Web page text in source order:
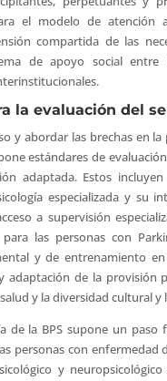
el modelo de atención
compartida de las
de apoyo social entre
la evaluación del
y abordar las brechas en
estándares de
adaptada. Estos
especializada y su
a supervisión
para las personas con
y de entrenamiento
adaptación de la provisión
y la diversidad cultural y
de la BPS supone un paso
personas con enfermedad
y